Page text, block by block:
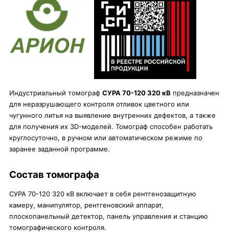
Индустриальный томограф СУРА 70-120 320 кВ предназначен
для неразрушающего контроля отливок цветного или
чугунного литья на выявление внутренних дефектов, а также
для получения их 3D-моделей. Томограф способен работать
круглосуточно, в ручном или автоматическом режиме по
заранее заданной программе.
Состав томографа
СУРА 70-120 320 кВ включает в себя рентгенозащитную
камеру, манипулятор, рентгеновский аппарат,
плоскопанельный детектор, панель управления и станцию
томографического контроля.